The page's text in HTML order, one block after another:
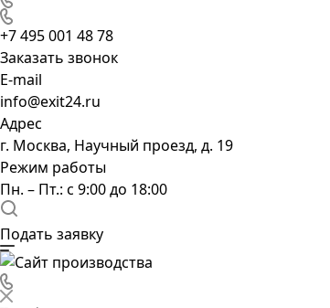
+7 495 001 48 78
Заказать звонок
E-mail
info@exit24.ru
Адрес
г. Москва, Научный проезд, д. 19
Режим работы
Пн. – Пт.: с 9:00 до 18:00
Подать заявку